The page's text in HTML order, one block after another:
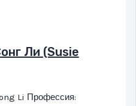
Ли (Susie
Li Профессия: